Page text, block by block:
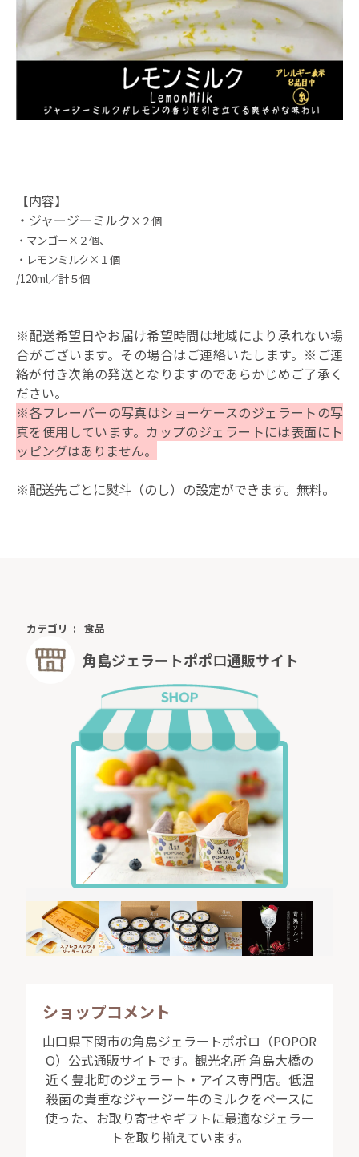
【内容】
・ジャージーミルク ×２個
・マンゴー×２個、
・レモンミルク×１個
/120ml／計５個
※配送希望日やお届け希望時間は地域により承れない場
合がございます。その場合はご連絡いたします。※ご連
絡が付き次第の発送となりますのであらかじめご了承く
ださい。
※各フレーバーの写真はショーケースのジェラートの写
真を使用しています。カップのジェラートには表面にト
ッピングはありません。
※配送先ごとに熨斗（のし）の設定ができます。無料。
カテゴリ 食品
角島ジェラートポポロ通販サイト
ショップコメント
山口県下関市の角島ジェラートポポロ（POPOR
O）公式通販サイトです。観光名所 角島大橋の
近く豊北町のジェラート・アイス専門店。低温
殺菌の貴重なジャージー牛のミルクをベースに
使った、お取り寄せやギフトに最適なジェラー
トを取り揃えています。